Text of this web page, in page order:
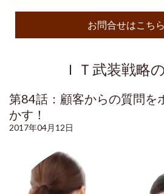
お問合せはこち
ＩＴ武装戦略
第84話：顧客からの質問を
かす！
2017年04月12日